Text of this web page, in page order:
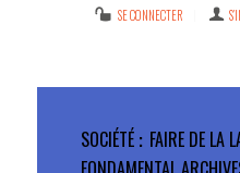
SE CONNECTER
SOCIÉTÉ
FAIRE DE LA